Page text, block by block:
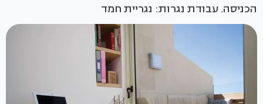
הכניסה. עבודת נגרות: נגריית חמד